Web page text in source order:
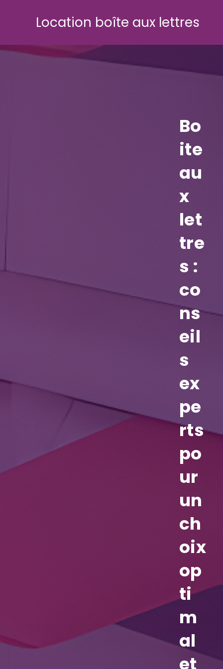
Location boîte aux lettres
Bo
ite
au
x
let
tre
s :
co
ns
eil
s
ex
pe
rts
po
ur
un
ch
oix
op
ti
m
al
et